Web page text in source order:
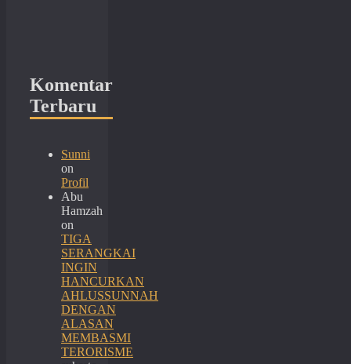
Komentar
Terbaru
Sunni
on
Profil
Abu
Hamzah
on
TIGA
SERANGKAI
INGIN
HANCURKAN
AHLUSSUNNAH
DENGAN
ALASAN
MEMBASMI
TERORISME